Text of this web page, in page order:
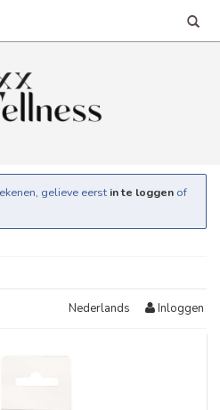
gelieve eerst in te loggen of
Nederlands Inloggen